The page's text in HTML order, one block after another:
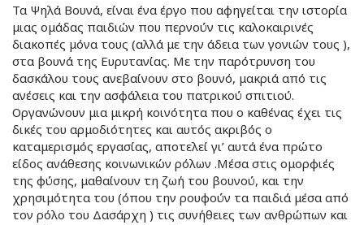
Τα Ψηλά Βουνά, είναι ένα έργο που αφηγείται την ιστορία
μιας ομάδας παιδιών που περνούν τις καλοκαιρινές
διακοπές μόνα τους (αλλά με την άδεια των γονιών τους ),
στα βουνά της Ευρυτανίας. Με την παρότρυνση του
δασκάλου τους ανεβαίνουν στο βουνό, μακριά από τις
ανέσεις και την ασφάλεια του πατρικού σπιτιού.
Οργανώνουν μια μικρή κοινότητα που ο καθένας έχει τις
δικές του αρμοδιότητες και αυτός ακριβός ο
καταμερισμός εργασίας, αποτελεί γι’ αυτά ένα πρώτο
είδος ανάθεσης κοινωνικών ρόλων .Μέσα στις ομορφιές
της φύσης, μαθαίνουν τη ζωή του βουνού, και την
χρησιμότητα του (όπου την ρουφούν τα παιδιά μέσα από
τον ρόλο του Δασάρχη ) τις συνήθειες των ανθρώπων και